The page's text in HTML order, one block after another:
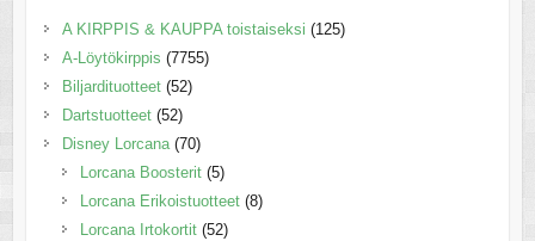
A KIRPPIS & KAUPPA toistaiseksi (125)
A-Löytökirppis (7755)
Biljardituotteet (52)
Dartstuotteet (52)
Disney Lorcana (70)
Lorcana Boosterit (5)
Lorcana Erikoistuotteet (8)
Lorcana Irtokortit (52)